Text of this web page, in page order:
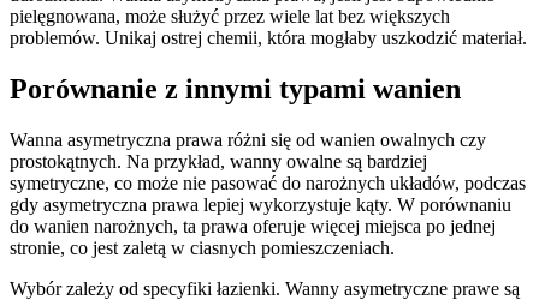
pielęgnowana, może służyć przez wiele lat bez większych
problemów. Unikaj ostrej chemii, która mogłaby uszkodzić materiał.
Porównanie z innymi typami wanien
Wanna asymetryczna prawa różni się od wanien owalnych czy
prostokątnych. Na przykład, wanny owalne są bardziej
symetryczne, co może nie pasować do narożnych układów, podczas
gdy asymetryczna prawa lepiej wykorzystuje kąty. W porównaniu
do wanien narożnych, ta prawa oferuje więcej miejsca po jednej
stronie, co jest zaletą w ciasnych pomieszczeniach.
Wybór zależy od specyfiki łazienki. Wanny asymetryczne prawe są